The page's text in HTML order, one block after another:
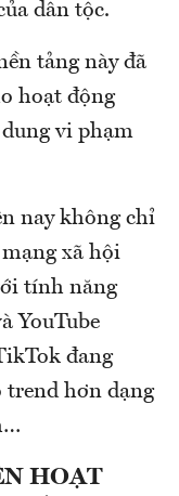
dân tộc.
tảng này đã
hoạt động
vi phạm
nay không chỉ
xã hội
tính năng
YouTube
đang
trend hơn dạng
HOẠT